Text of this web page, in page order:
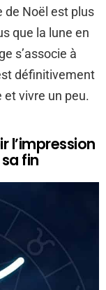
de Noël est plus
que la lune en
s’associe à
définitivement
et vivre un peu.
l’impression
fin